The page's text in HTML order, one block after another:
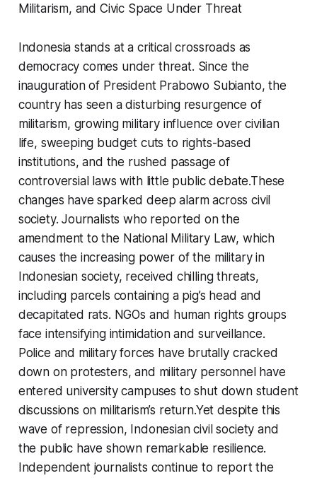
Militarism, and Civic Space Under Threat
Indonesia stands at a critical crossroads as
democracy comes under threat. Since the
inauguration of President Prabowo Subianto, the
country has seen a disturbing resurgence of
militarism, growing military influence over civilian
life, sweeping budget cuts to rights-based
institutions, and the rushed passage of
controversial laws with little public debate.These
changes have sparked deep alarm across civil
society. Journalists who reported on the
amendment to the National Military Law, which
causes the increasing power of the military in
Indonesian society, received chilling threats,
including parcels containing a pig’s head and
decapitated rats. NGOs and human rights groups
face intensifying intimidation and surveillance.
Police and military forces have brutally cracked
down on protesters, and military personnel have
entered university campuses to shut down student
discussions on militarism’s return.Yet despite this
wave of repression, Indonesian civil society and
the public have shown remarkable resilience.
Independent journalists continue to report the